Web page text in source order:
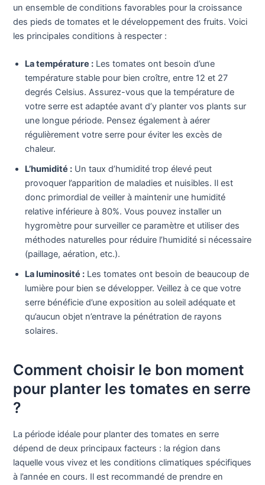
un ensemble de conditions favorables pour la croissance
des pieds de tomates et le développement des fruits. Voici
les principales conditions à respecter :
La température : Les tomates ont besoin d’une
température stable pour bien croître, entre 12 et 27
degrés Celsius. Assurez-vous que la température de
votre serre est adaptée avant d’y planter vos plants sur
une longue période. Pensez également à aérer
régulièrement votre serre pour éviter les excès de
chaleur.
L’humidité : Un taux d’humidité trop élevé peut
provoquer l’apparition de maladies et nuisibles. Il est
donc primordial de veiller à maintenir une humidité
relative inférieure à 80%. Vous pouvez installer un
hygromètre pour surveiller ce paramètre et utiliser des
méthodes naturelles pour réduire l’humidité si nécessaire
(paillage, aération, etc.).
La luminosité : Les tomates ont besoin de beaucoup de
lumière pour bien se développer. Veillez à ce que votre
serre bénéficie d’une exposition au soleil adéquate et
qu’aucun objet n’entrave la pénétration de rayons
solaires.
Comment choisir le bon moment
pour planter les tomates en serre
?
La période idéale pour planter des tomates en serre
dépend de deux principaux facteurs : la région dans
laquelle vous vivez et les conditions climatiques spécifiques
à l’année en cours. Il est recommandé de prendre en